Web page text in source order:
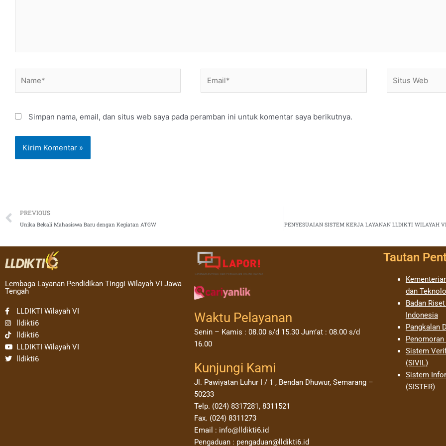
Web
Simpan nama, email, dan situs web saya pada peramban ini untuk komentar saya berikutnya.
Prev
PREVIOUS
Unika Bekali Mahasiswa Baru dengan Kegiatan ATGW
Lembaga Layanan Pendidikan Tinggi Wilayah VI Jawa
Tengah
LLDIKTI Wilayah VI
lldikti6
lldikti6
LLDIKTI Wilayah VI
lldikti6
Waktu Pelayanan
Senin – Kamis : 08.00 s/d 15.30 Jum’at : 08.00 s/d
16.00
Kunjungi Kami
Jl. Pawiyatan Luhur I / 1 , Bendan Dhuwur, Semarang –
50233
Telp. (024) 8317281, 8311521
Fax. (024) 8311273
Email : info@lldikti6.id
Pengaduan : pengaduan@lldikti6.id
Tautan
dan
Badan
Indonesia
Pangkalan
Sistem
(SIVIL)
Sistem
(SISTER)